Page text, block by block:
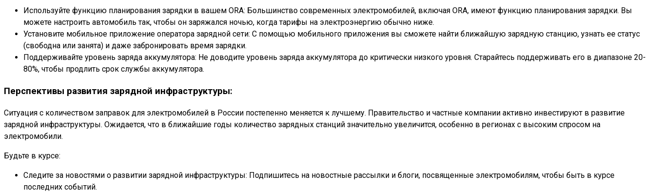
Используйте функцию планирования зарядки в вашем ORA: Большинство современных электромобилей, включая ORA, имеют функцию планирования зарядки. Вы
можете настроить автомобиль так, чтобы он заряжался ночью, когда тарифы на электроэнергию обычно ниже.
Установите мобильное приложение оператора зарядной сети: С помощью мобильного приложения вы сможете найти ближайшую зарядную станцию, узнать ее статус
(свободна или занята) и даже забронировать время зарядки.
Поддерживайте уровень заряда аккумулятора: Не доводите уровень заряда аккумулятора до критически низкого уровня. Старайтесь поддерживать его в диапазоне 20-
80%, чтобы продлить срок службы аккумулятора.
Перспективы развития зарядной инфраструктуры:
Ситуация с количеством заправок для электромобилей в России постепенно меняется к лучшему. Правительство и частные компании активно инвестируют в развитие
зарядной инфраструктуры. Ожидается, что в ближайшие годы количество зарядных станций значительно увеличится, особенно в регионах с высоким спросом на
электромобили.
Будьте в курсе:
Следите за новостями о развитии зарядной инфраструктуры: Подпишитесь на новостные рассылки и блоги, посвященные электромобилям, чтобы быть в курсе
последних событий.